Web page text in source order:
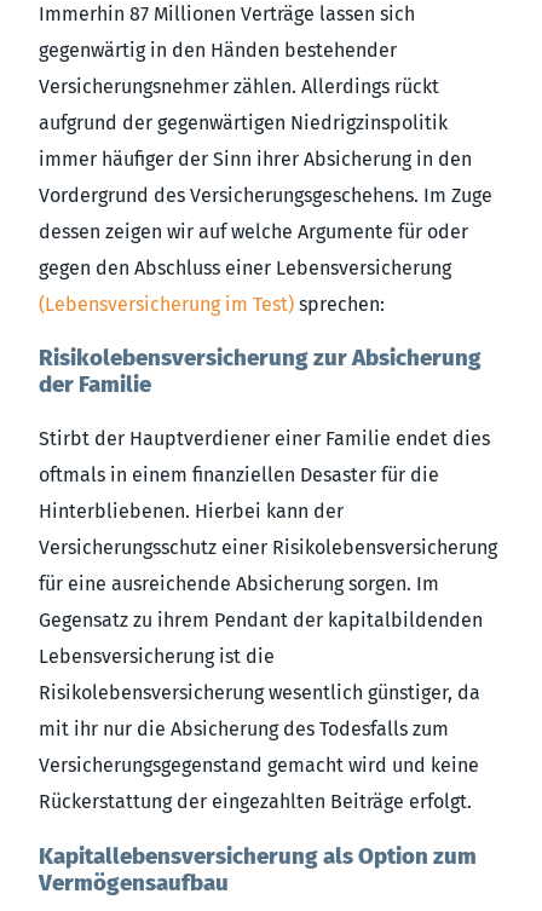
Immerhin 87 Millionen Verträge lassen sich
gegenwärtig in den Händen bestehender
Versicherungsnehmer zählen. Allerdings rückt
aufgrund der gegenwärtigen Niedrigzinspolitik
immer häufiger der Sinn ihrer Absicherung in den
Vordergrund des Versicherungsgeschehens. Im Zuge
dessen zeigen wir auf welche Argumente für oder
gegen den Abschluss einer Lebensversicherung
(Lebensversicherung im Test) sprechen:
Risikolebensversicherung zur Absicherung
der Familie
Stirbt der Hauptverdiener einer Familie endet dies
oftmals in einem finanziellen Desaster für die
Hinterbliebenen. Hierbei kann der
Versicherungsschutz einer Risikolebensversicherung
für eine ausreichende Absicherung sorgen. Im
Gegensatz zu ihrem Pendant der kapitalbildenden
Lebensversicherung ist die
Risikolebensversicherung wesentlich günstiger, da
mit ihr nur die Absicherung des Todesfalls zum
Versicherungsgegenstand gemacht wird und keine
Rückerstattung der eingezahlten Beiträge erfolgt.
Kapitallebensversicherung als Option zum
Vermögensaufbau